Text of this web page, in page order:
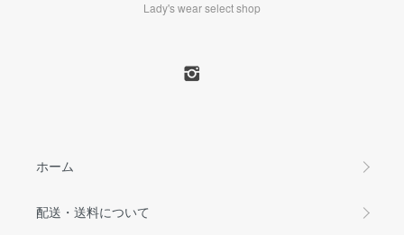
Lady's wear select shop
ホーム
配送・送料について